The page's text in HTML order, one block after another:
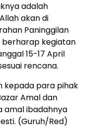
adalah
akan di
Paninggilan
berharap kegiatan
15-17 April
rencana.
kepada para pihak
Amal dan
amal ibadahnya
(Guruh/Red)